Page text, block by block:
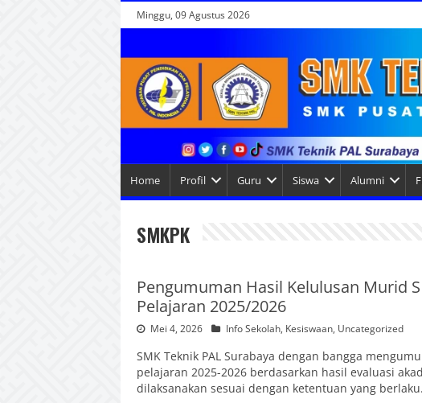
Minggu, 09 Agustus 2026
Home Profil Guru Siswa Alumni
SMKPK
Pengumuman Hasil Kelulusan Murid
Pelajaran 2025/2026
Mei 4, 2026 Info Sekolah, Kesiswaan, Uncategorized
SMK Teknik PAL Surabaya dengan bangga
pelajaran 2025-2026 berdasarkan hasil evaluasi
dilaksanakan sesuai dengan ketentuan yang